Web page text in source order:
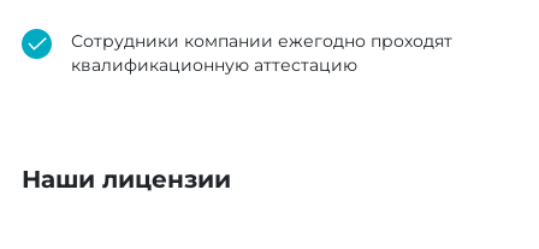
Сотрудники компании ежегодно проходят
квалификационную аттестацию
Наши лицензии